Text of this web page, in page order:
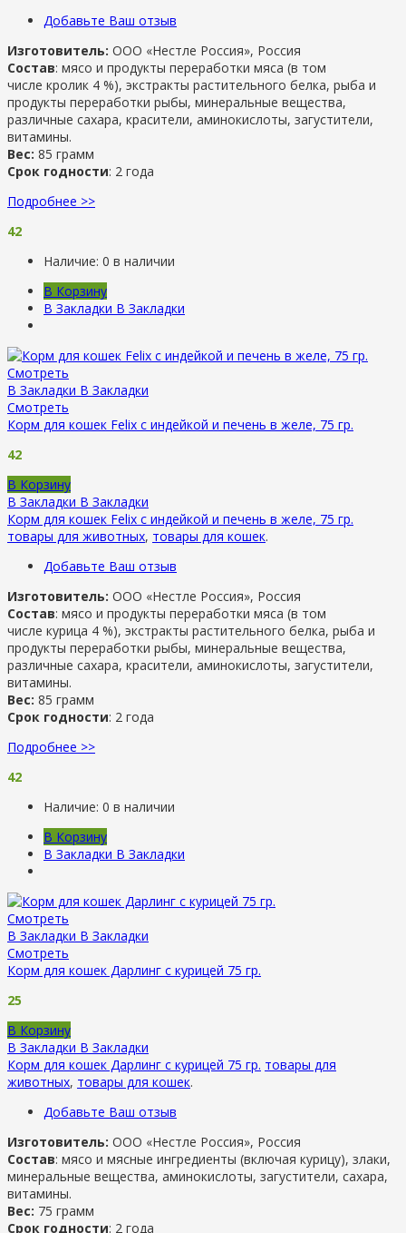
Добавьте Ваш отзыв
Изготовитель: ООО «Нестле Россия», Россия
Состав: мясо и продукты переработки мяса (в том
числе кролик 4 %), экстракты растительного белка, рыба и
продукты переработки рыбы, минеральные вещества,
различные сахара, красители, аминокислоты, загустители,
витамины.
Вес: 85 грамм
Срок годности: 2 года
Подробнее >>
42
Наличие: 0 в наличии
В Корзину
В Закладки В Закладки
Смотреть
В Закладки В Закладки
Смотреть
Корм для кошек Felix с индейкой и печень в желе, 75 гр.
42
В Корзину
В Закладки В Закладки
Корм для кошек Felix с индейкой и печень в желе, 75 гр.
товары для животных, товары для кошек.
Добавьте Ваш отзыв
Изготовитель: ООО «Нестле Россия», Россия
Состав: мясо и продукты переработки мяса (в том
числе курица 4 %), экстракты растительного белка, рыба и
продукты переработки рыбы, минеральные вещества,
различные сахара, красители, аминокислоты, загустители,
витамины.
Вес: 85 грамм
Срок годности: 2 года
Подробнее >>
42
Наличие: 0 в наличии
В Корзину
В Закладки В Закладки
Смотреть
В Закладки В Закладки
Смотреть
Корм для кошек Дарлинг с курицей 75 гр.
25
В Корзину
В Закладки В Закладки
Корм для кошек Дарлинг с курицей 75 гр. товары для
животных, товары для кошек.
Добавьте Ваш отзыв
Изготовитель: ООО «Нестле Россия», Россия
Состав: мясо и мясные ингредиенты (включая курицу), злаки,
минеральные вещества, аминокислоты, загустители, сахара,
витамины.
Вес: 75 грамм
Срок годности: 2 года